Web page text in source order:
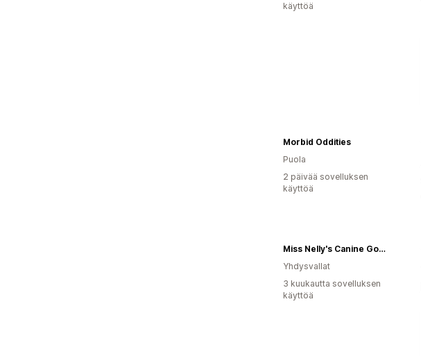
käyttöä
Morbid Oddities
Puola
2 päivää sovelluksen
käyttöä
Miss Nelly's Canine Gourmet
Yhdysvallat
3 kuukautta sovelluksen
käyttöä